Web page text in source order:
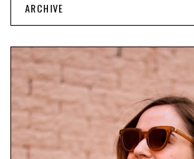
ARCHIVE